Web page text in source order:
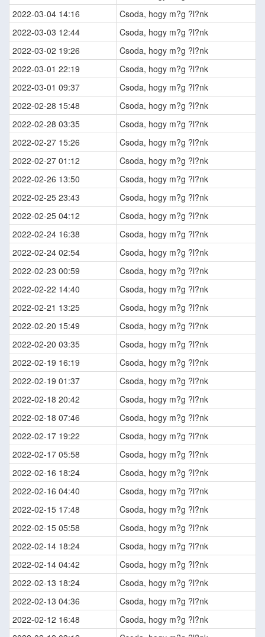
2022-03-04 14:16
Csoda, hogy m?g ?l?nk
2022-03-03 12:44
Csoda, hogy m?g ?l?nk
2022-03-02 19:26
Csoda, hogy m?g ?l?nk
2022-03-01 22:19
Csoda, hogy m?g ?l?nk
2022-03-01 09:37
Csoda, hogy m?g ?l?nk
2022-02-28 15:48
Csoda, hogy m?g ?l?nk
2022-02-28 03:35
Csoda, hogy m?g ?l?nk
2022-02-27 15:26
Csoda, hogy m?g ?l?nk
2022-02-27 01:12
Csoda, hogy m?g ?l?nk
2022-02-26 13:50
Csoda, hogy m?g ?l?nk
2022-02-25 23:43
Csoda, hogy m?g ?l?nk
2022-02-25 04:12
Csoda, hogy m?g ?l?nk
2022-02-24 16:38
Csoda, hogy m?g ?l?nk
2022-02-24 02:54
Csoda, hogy m?g ?l?nk
2022-02-23 00:59
Csoda, hogy m?g ?l?nk
2022-02-22 14:40
Csoda, hogy m?g ?l?nk
2022-02-21 13:25
Csoda, hogy m?g ?l?nk
2022-02-20 15:49
Csoda, hogy m?g ?l?nk
2022-02-20 03:35
Csoda, hogy m?g ?l?nk
2022-02-19 16:19
Csoda, hogy m?g ?l?nk
2022-02-19 01:37
Csoda, hogy m?g ?l?nk
2022-02-18 20:42
Csoda, hogy m?g ?l?nk
2022-02-18 07:46
Csoda, hogy m?g ?l?nk
2022-02-17 19:22
Csoda, hogy m?g ?l?nk
2022-02-17 05:58
Csoda, hogy m?g ?l?nk
2022-02-16 18:24
Csoda, hogy m?g ?l?nk
2022-02-16 04:40
Csoda, hogy m?g ?l?nk
2022-02-15 17:48
Csoda, hogy m?g ?l?nk
2022-02-15 05:58
Csoda, hogy m?g ?l?nk
2022-02-14 18:24
Csoda, hogy m?g ?l?nk
2022-02-14 04:42
Csoda, hogy m?g ?l?nk
2022-02-13 18:24
Csoda, hogy m?g ?l?nk
2022-02-13 04:36
Csoda, hogy m?g ?l?nk
2022-02-12 16:48
Csoda, hogy m?g ?l?nk